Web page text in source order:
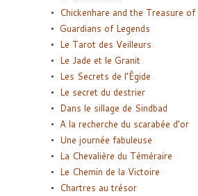
Chickenhare and the Treasure
Guardians of Legends
Le Tarot des Veilleurs
Le Jade et le Granit
Les Secrets de l’Égide
Le secret du destrier
Dans le sillage de Sindbad
A la recherche du scarabée d’or
Une journée fabuleuse
La Chevalière du Téméraire
Le Chemin de la Victoire
Chartres au trésor